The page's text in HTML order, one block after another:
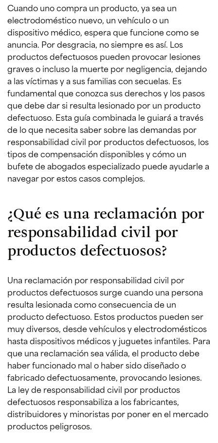
Cuando uno compra un producto, ya sea un
electrodoméstico nuevo, un vehículo o un
dispositivo médico, espera que funcione como se
anuncia. Por desgracia, no siempre es así. Los
productos defectuosos pueden provocar lesiones
graves o incluso la muerte por negligencia, dejando
a las víctimas y a sus familias con secuelas. Es
fundamental que conozca sus derechos y los pasos
que debe dar si resulta lesionado por un producto
defectuoso. Esta guía combinada le guiará a través
de lo que necesita saber sobre las demandas por
responsabilidad civil por productos defectuosos, los
tipos de compensación disponibles y cómo un
bufete de abogados especializado puede ayudarle a
navegar por estos casos complejos.
¿Qué es una reclamación por
responsabilidad civil por
productos defectuosos?
Una reclamación por responsabilidad civil por
productos defectuosos surge cuando una persona
resulta lesionada como consecuencia de un
producto defectuoso. Estos productos pueden ser
muy diversos, desde vehículos y electrodomésticos
hasta dispositivos médicos y juguetes infantiles. Para
que una reclamación sea válida, el producto debe
haber funcionado mal o haber sido diseñado o
fabricado defectuosamente, provocando lesiones.
La ley de responsabilidad civil por productos
defectuosos responsabiliza a los fabricantes,
distribuidores y minoristas por poner en el mercado
productos peligrosos.